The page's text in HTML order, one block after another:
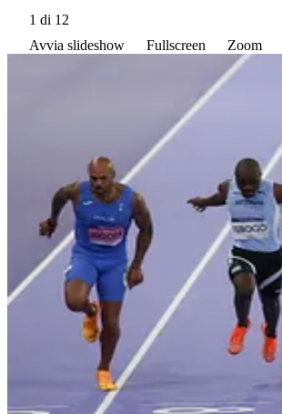
1 di 12
Avvia slideshow
Fullscreen Zoom